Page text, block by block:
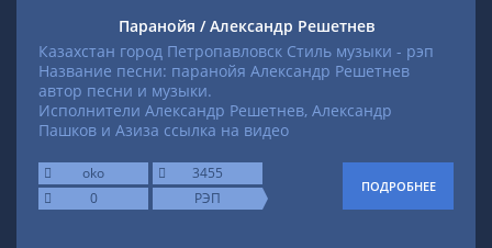
Паранойя / Александр Решетнев
Казахстан город Петропавловск Стиль музыки - рэп
Название песни: паранойя Александр Решетнев
автор песни и музыки.
Исполнители Александр Решетнев, Александр
Пашков и Азиза ссылка на видео
oko
3455
0
РЭП
ПОДРОБНЕЕ